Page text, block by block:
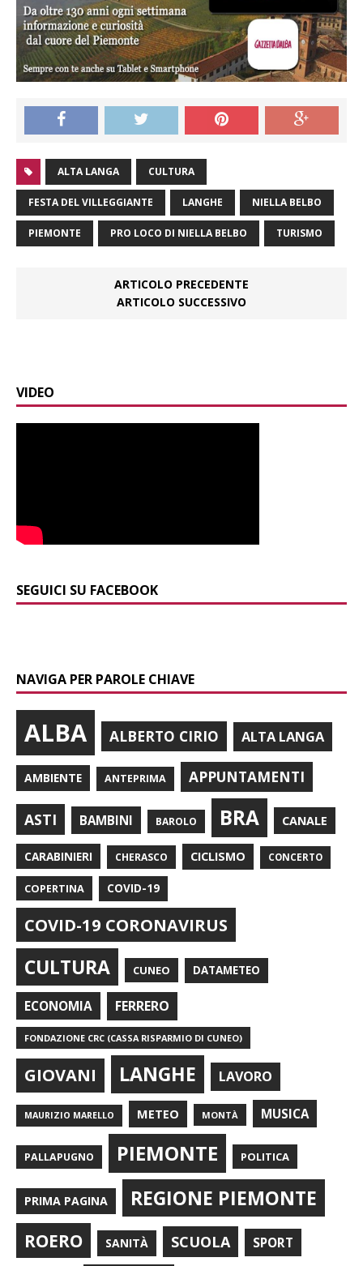
ALTA LANGA CULTURA
FESTA DEL VILLEGGIANTE LANGHE NIELLA BELBO
PIEMONTE PRO LOCO DI NIELLA BELBO TURISMO
ARTICOLO PRECEDENTE
ARTICOLO SUCCESSIVO
VIDEO
SEGUICI SU FACEBOOK
NAVIGA PER PAROLE CHIAVE
ALBA ALBERTO CIRIO ALTA LANGA
AMBIENTE ANTEPRIMA APPUNTAMENTI
ASTI BAMBINI BAROLO BRA CANALE
CARABINIERI CHERASCO CICLISMO CONCERTO
COPERTINA COVID-19
COVID-19 CORONAVIRUS
CULTURA CUNEO DATAMETEO
ECONOMIA FERRERO
FONDAZIONE CRC (CASSA RISPARMIO DI CUNEO)
GIOVANI LANGHE LAVORO
MAURIZIO MARELLO METEO MONTÀ MUSICA
PALLAPUGNO PIEMONTE POLITICA
PRIMA PAGINA REGIONE PIEMONTE
ROERO SANITÀ SCUOLA SPORT